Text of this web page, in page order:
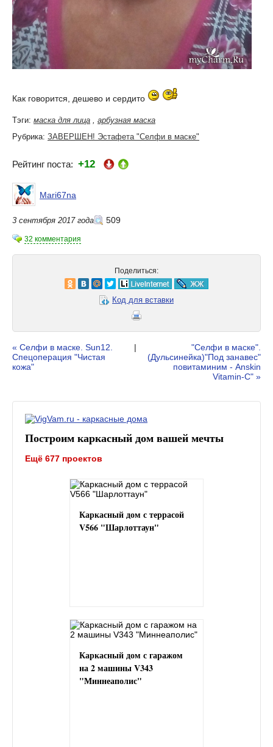
Как говорится, дешево и сердито
Тэги: маска для лица , арбузная маска
Рубрика: ЗАВЕРШЕН! Эстафета "Селфи в маске"
Рейтинг поста: +12
Mari67na
3 сентября 2017 года 509
32 комментария
Поделиться:
Код для вставки
« Селфи в маске. Sun12.
Спецоперация "Чистая
кожа"
|
"Селфи в маске".
(Дульсинейка)"Под занавес"
повитаминим - Anskin
Vitamin-C" »
Построим каркасный дом вашей мечты
Ещё 677 проектов
Каркасный дом с террасой
V566 "Шарлоттаун"
Каркасный дом с гаражом
на 2 машины V343
"Миннеаполис"